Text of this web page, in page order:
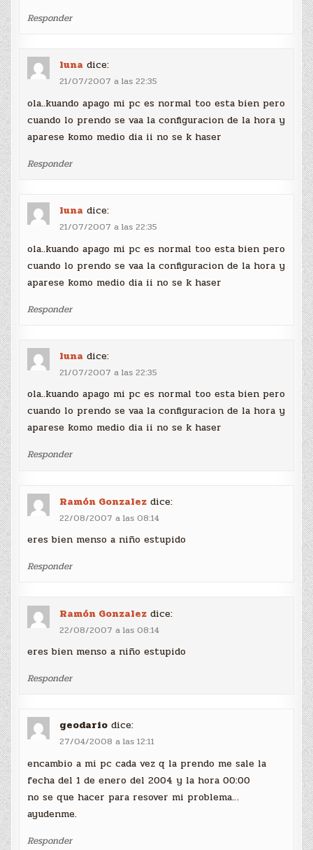
Responder
luna dice:
21/07/2007 a las 22:35
ola..kuando apago mi pc es normal too esta bien pero
cuando lo prendo se vaa la configuracion de la hora y
aparese komo medio dia ii no se k haser
Responder
luna dice:
21/07/2007 a las 22:35
ola..kuando apago mi pc es normal too esta bien pero
cuando lo prendo se vaa la configuracion de la hora y
aparese komo medio dia ii no se k haser
Responder
luna dice:
21/07/2007 a las 22:35
ola..kuando apago mi pc es normal too esta bien pero
cuando lo prendo se vaa la configuracion de la hora y
aparese komo medio dia ii no se k haser
Responder
Ramón Gonzalez dice:
22/08/2007 a las 08:14
eres bien menso a niño estupido
Responder
Ramón Gonzalez dice:
22/08/2007 a las 08:14
eres bien menso a niño estupido
Responder
geodario dice:
27/04/2008 a las 12:11
encambio a mi pc cada vez q la prendo me sale la
fecha del 1 de enero del 2004 y la hora 00:00
no se que hacer para resover mi problema…
ayudenme.
Responder